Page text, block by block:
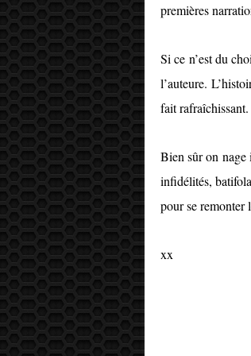
premières
Si ce n’est du
l’auteure.
fait rafraîchissant.
Bien sûr on nage
infidélités,
pour se
xx